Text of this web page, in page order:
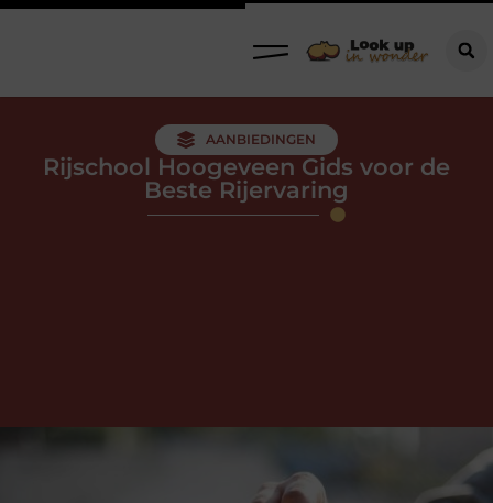
AANBIEDINGEN
Rijschool Hoogeveen Gids voor de
Beste Rijervaring